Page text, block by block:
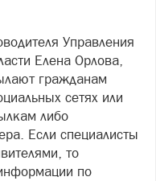
Управления
Елена Орлова,
гражданам
сетях или
либо
Если специалисты
то
по